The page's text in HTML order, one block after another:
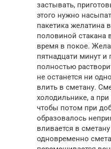
застывать,
этого нужно
пакетика желатина
половиной стакана
время в покое.
пятнадцати минут и
полностью
не останется ни
влить в сметану.
холодильнике, а
чтобы потом при
образовалось
вливается в
одновременно